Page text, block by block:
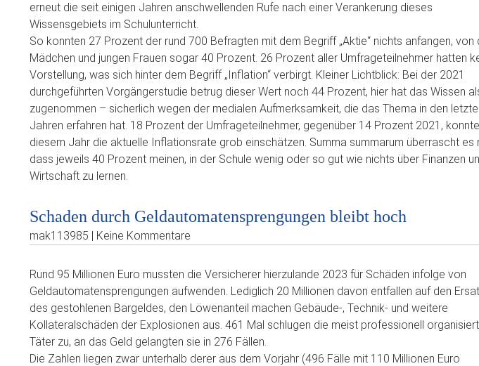
erneut die seit einigen Jahren anschwellenden Rufe nach einer Verankerung dieses
Wissensgebiets im Schulunterricht.
So konnten 27 Prozent der rund 700 Befragten mit dem Begriff „Aktie“ nichts anfangen, von
Mädchen und jungen Frauen sogar 40 Prozent. 26 Prozent aller Umfrageteilnehmer hatten
Vorstellung, was sich hinter dem Begriff „Inflation“ verbirgt. Kleiner Lichtblick: Bei der 2021
durchgeführten Vorgängerstudie betrug dieser Wert noch 44 Prozent, hier hat das Wissen
zugenommen – sicherlich wegen der medialen Aufmerksamkeit, die das Thema in den
Jahren erfahren hat. 18 Prozent der Umfrageteilnehmer, gegenüber 14 Prozent 2021,
diesem Jahr die aktuelle Inflationsrate grob einschätzen. Summa summarum überrascht es
dass jeweils 40 Prozent meinen, in der Schule wenig oder so gut wie nichts über Finanzen
Wirtschaft zu lernen.
Schaden durch Geldautomatensprengungen bleibt hoch
mak113985 | Keine Kommentare
Rund 95 Millionen Euro mussten die Versicherer hierzulande 2023 für Schäden infolge von
Geldautomatensprengungen aufwenden. Lediglich 20 Millionen davon entfallen auf den
des gestohlenen Bargeldes, den Löwenanteil machen Gebäude-, Technik- und weitere
Kollateralschäden der Explosionen aus. 461 Mal schlugen die meist professionell
Täter zu, an das Geld gelangten sie in 276 Fällen.
Die Zahlen liegen zwar unterhalb derer aus dem Vorjahr (496 Fälle mit 110 Millionen Euro